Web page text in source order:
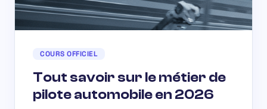
COURS OFFICIEL
Tout savoir sur le métier de
pilote automobile en 2026